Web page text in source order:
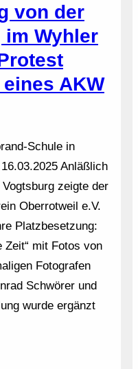
von der
im Wyhler
AKW
Schule in
Anläßlich
zeigte der
Oberrotweil e.V.
Platzbesetzung:
Zeit“ mit Fotos von
Fotografen
Schwörer und
wurde ergänzt